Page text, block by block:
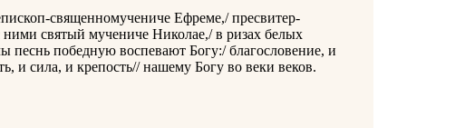
священномучениче Ефреме,/ пресвитер-
святый мучениче Николае,/ в ризах белых
победную воспевают Богу:/ благословение, и
и сила, и крепость// нашему Богу во веки веков.